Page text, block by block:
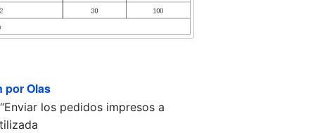
por Olas
los pedidos impresos a